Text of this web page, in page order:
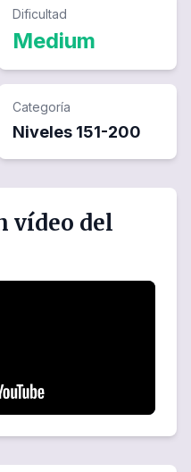
Dificultad
Medium
Categoría
Niveles 151-200
vídeo del